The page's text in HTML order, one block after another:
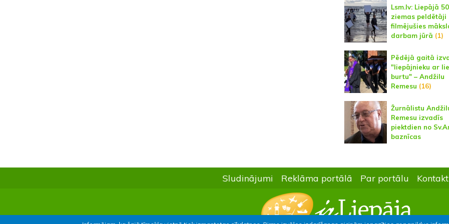
Lsm.lv: Liepājā 50
ziemas peldētāji
filmējušies
darbam jūrā (1)
Pēdējā gaitā
"liepājnieku ar
burtu" – Andžilu
Remesu (16)
Žurnālistu
Remesu izvadīs
piektdien no
baznīcas
Sludinājumi Reklāma portālā Par portālu